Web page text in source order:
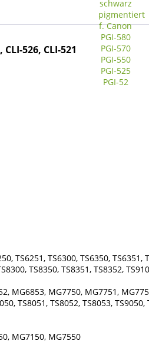
526, CLI-521
TS6251, TS6300, TS6350, TS6351,
TS8350, TS8351, TS8352,
MG6853, MG7750, MG7751,
TS8051, TS8052, TS8053, TS9050,
MG7150, MG7550